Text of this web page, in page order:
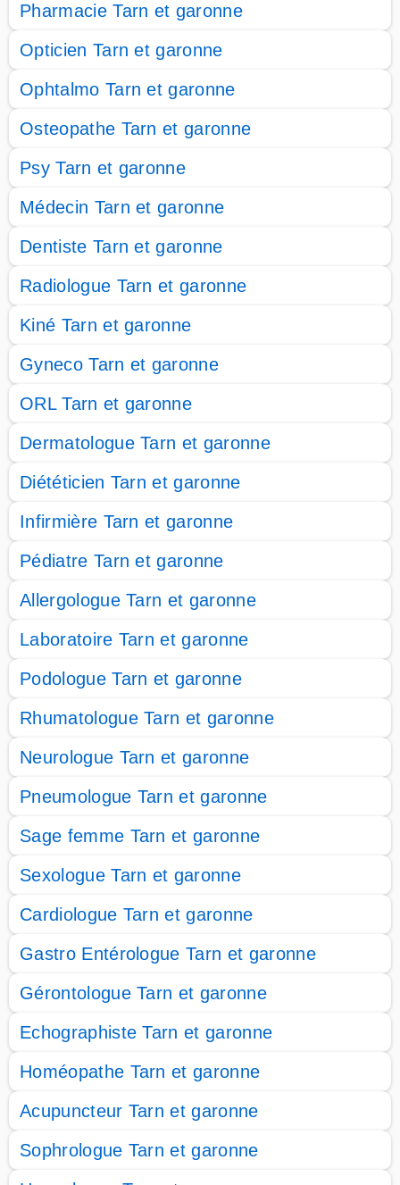
Pharmacie Tarn et garonne
Opticien Tarn et garonne
Ophtalmo Tarn et garonne
Osteopathe Tarn et garonne
Psy Tarn et garonne
Médecin Tarn et garonne
Dentiste Tarn et garonne
Radiologue Tarn et garonne
Kiné Tarn et garonne
Gyneco Tarn et garonne
ORL Tarn et garonne
Dermatologue Tarn et garonne
Diététicien Tarn et garonne
Infirmière Tarn et garonne
Pédiatre Tarn et garonne
Allergologue Tarn et garonne
Laboratoire Tarn et garonne
Podologue Tarn et garonne
Rhumatologue Tarn et garonne
Neurologue Tarn et garonne
Pneumologue Tarn et garonne
Sage femme Tarn et garonne
Sexologue Tarn et garonne
Cardiologue Tarn et garonne
Gastro Entérologue Tarn et garonne
Gérontologue Tarn et garonne
Echographiste Tarn et garonne
Homéopathe Tarn et garonne
Acupuncteur Tarn et garonne
Sophrologue Tarn et garonne